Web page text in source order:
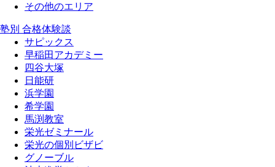
その他のエリア
塾別 合格体験談
サピックス
早稲田アカデミー
四谷大塚
日能研
浜学園
希学園
馬渕教室
栄光ゼミナール
栄光の個別ビザビ
グノーブル